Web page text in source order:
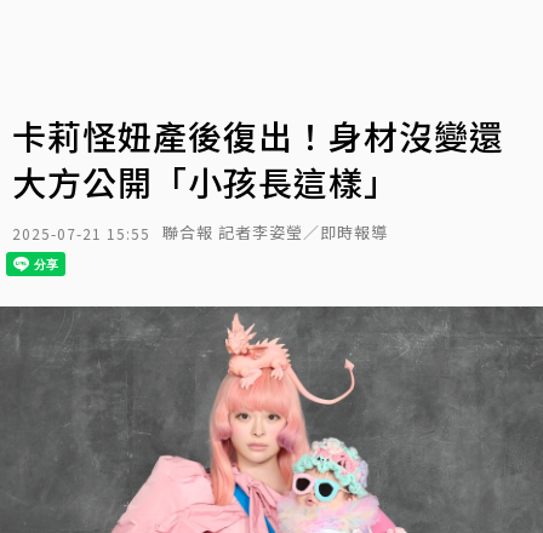
卡莉怪妞產後復出！身材沒變還
大方公開「小孩長這樣」
2025-07-21 15:55 聯合報 記者李姿瑩／即時報導